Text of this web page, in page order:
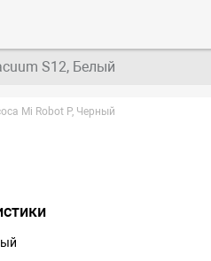
S12, Белый
Mi Robot P, Черный